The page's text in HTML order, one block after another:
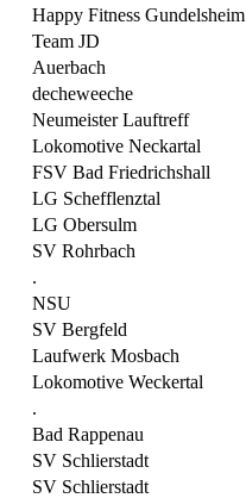
Happy Fitness Gundelsheim
Team JD
Auerbach
decheweeche
Neumeister Lauftreff
Lokomotive Neckartal
FSV Bad Friedrichshall
LG Schefflenztal
LG Obersulm
SV Rohrbach
.
NSU
SV Bergfeld
Laufwerk Mosbach
Lokomotive Weckertal
.
Bad Rappenau
SV Schlierstadt
SV Schlierstadt